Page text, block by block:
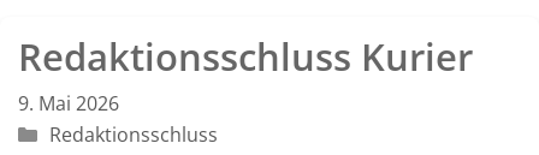
Redaktionsschluss Kurier
9. Mai 2026
Kategorien
Redaktionsschluss